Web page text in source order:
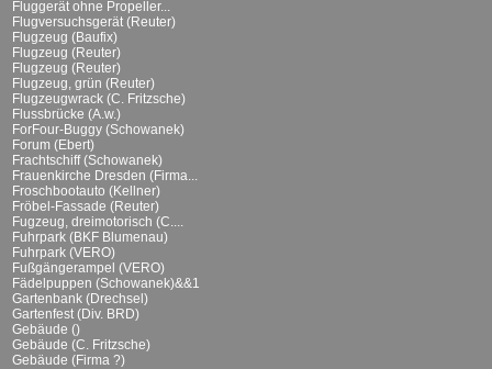
Fluggerät ohne Propeller...
Flugversuchsgerät (Reuter)
Flugzeug (Baufix)
Flugzeug (Reuter)
Flugzeug (Reuter)
Flugzeug, grün (Reuter)
Flugzeugwrack (C. Fritzsche)
Flussbrücke (A.w.)
ForFour-Buggy (Schowanek)
Forum (Ebert)
Frachtschiff (Schowanek)
Frauenkirche Dresden (Firma...
Froschbootauto (Kellner)
Fröbel-Fassade (Reuter)
Fugzeug, dreimotorisch (C....
Fuhrpark (BKF Blumenau)
Fuhrpark (VERO)
Fußgängerampel (VERO)
Fädelpuppen (Schowanek)&&1
Gartenbank (Drechsel)
Gartenfest (Div. BRD)
Gebäude ()
Gebäude (C. Fritzsche)
Gebäude (Firma ?)